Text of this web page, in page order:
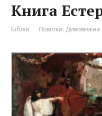
Книга
Біблія Помітки: Дивовижна